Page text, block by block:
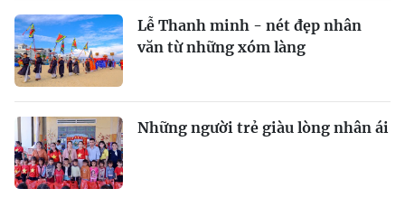
Lễ Thanh minh - nét đẹp nhân
văn từ những xóm làng
Những người trẻ giàu lòng nhân ái